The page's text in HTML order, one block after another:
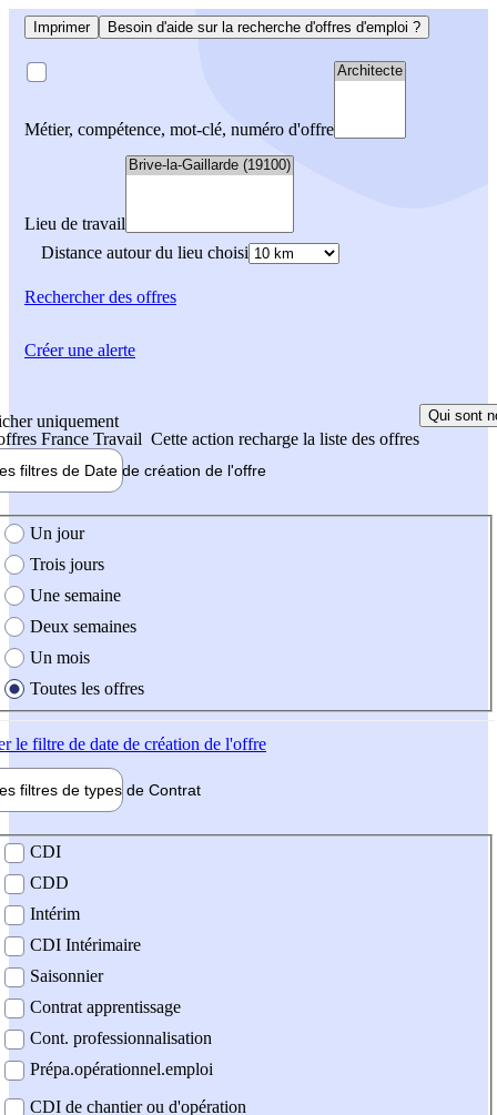
Imprimer Besoin d'aide sur la recherche d'offres d'emploi ?
Métier, compétence, mot-clé, numéro d'offre
Lieu de travail
Distance autour du lieu choisi
Rechercherdes offres
uniquement
France Travail Cette action recharge la liste des offres
Qui sont
filtres de Date de création de l'offre
création de l'offre
Un jour
Trois jours
Une semaine
Deux semaines
Un mois
Toutes les offres
le filtre de date de création de l'offre
filtres de types de Contrat
contrat
CDI
CDD
Intérim
CDI Intérimaire
Saisonnier
Contrat apprentissage
Cont. professionnalisation
Prépa.opérationnel.emploi
CDI de chantier ou d'opération
Créer une alerte